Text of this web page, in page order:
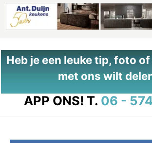
Heb je een leuke tip, foto
met ons wilt
APP ONS! T. 06 -